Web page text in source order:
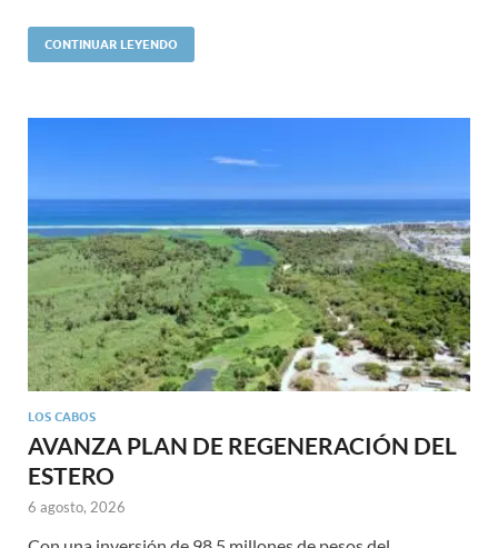
CONTINUAR LEYENDO
LOS CABOS
AVANZA PLAN DE REGENERACIÓN DEL
ESTERO
6 agosto, 2026